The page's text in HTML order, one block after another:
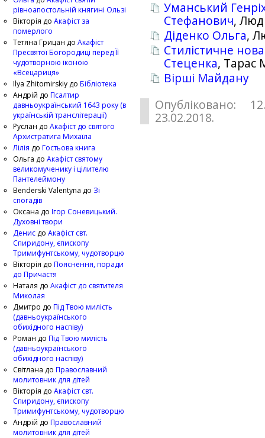
Уманський
Стефанович,
Діденко Ольга,
Стилістичне
Стеценка, Тарас
Вірші Майдану
Опубліковано:
23.02.2018.
рівноапостольній княгині Ользі
Вікторія до Акафіст за
померлого
Тетяна Грицан до Акафіст
Пресвятої Богородиці перед Її
чудотворною іконою
«Всецариця»
Ilya Zhitomirskiy до Бібліотека
Андрій до Псалтир
давньоукраїнський 1643 року (в
українській транслітерації)
Руслан до Акафіст до святого
Архистратига Михаїла
Лілія до Гостьова книга
Ольга до Акафіст святому
великомученику і цілителю
Пантелеймону
Benderski Valentyna до Зі
спогадів
Оксана до Ігор Соневицький.
Духовні твори
Денис до Акафіст свт.
Спиридону, єпископу
Тримифунтському, чудотворцю
Вікторія до Пояснення, поради
до Причастя
Наталя до Акафіст до святителя
Миколая
Дмитро до Під Твою милість
(давньоукраїнського
обихідного наспіву)
Роман до Під Твою милість
(давньоукраїнського
обихідного наспіву)
Світлана до Православний
молитовник для дітей
Вікторія до Акафіст свт.
Спиридону, єпископу
Тримифунтському, чудотворцю
Андрій до Православний
молитовник для дітей